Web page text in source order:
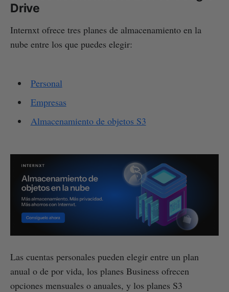
Drive
Internxt ofrece tres planes de almacenamiento en la
nube entre los que puedes elegir:
Personal
Empresas
Almacenamiento de objetos S3
Las cuentas personales pueden elegir entre un plan
anual o de por vida, los planes Business ofrecen
opciones mensuales o anuales, y los planes S3